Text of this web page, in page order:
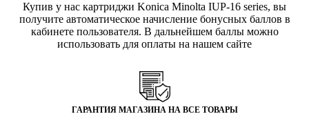
Купив у нас картриджи Konica Minolta IUP-16 series, вы
получите автоматическое начисление бонусных баллов в
кабинете пользователя. В дальнейшем баллы можно
использовать для оплаты на нашем сайте
ГАРАНТИЯ МАГАЗИНА НА ВСЕ ТОВАРЫ